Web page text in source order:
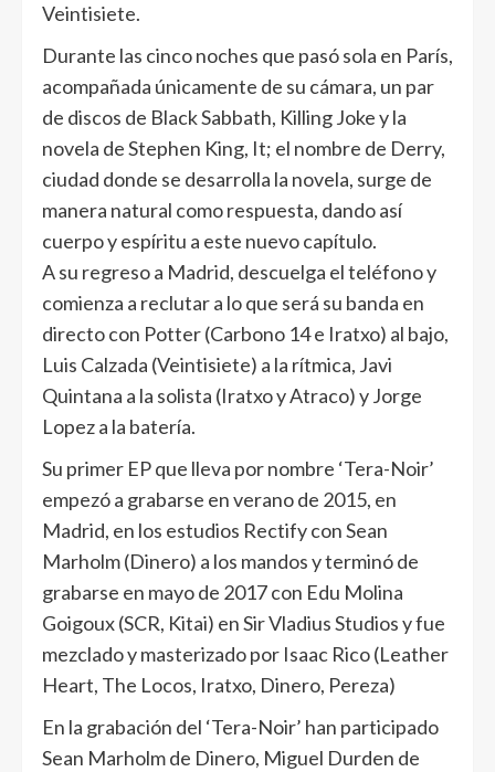
Veintisiete.
Durante las cinco noches que pasó sola en París,
acompañada únicamente de su cámara, un par
de discos de Black Sabbath, Killing Joke y la
novela de Stephen King, It; el nombre de Derry,
ciudad donde se desarrolla la novela, surge de
manera natural como respuesta, dando así
cuerpo y espíritu a este nuevo capítulo.
A su regreso a Madrid, descuelga el teléfono y
comienza a reclutar a lo que será su banda en
directo con Potter (Carbono 14 e Iratxo) al bajo,
Luis Calzada (Veintisiete) a la rítmica, Javi
Quintana a la solista (Iratxo y Atraco) y Jorge
Lopez a la batería.
Su primer EP que lleva por nombre ‘Tera-Noir’
empezó a grabarse en verano de 2015, en
Madrid, en los estudios Rectify con Sean
Marholm (Dinero) a los mandos y terminó de
grabarse en mayo de 2017 con Edu Molina
Goigoux (SCR, Kitai) en Sir Vladius Studios y fue
mezclado y masterizado por Isaac Rico (Leather
Heart, The Locos, Iratxo, Dinero, Pereza)
En la grabación del ‘Tera-Noir’ han participado
Sean Marholm de Dinero, Miguel Durden de